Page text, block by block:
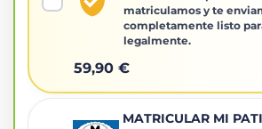
matriculamos y te
completamente listo
legalmente.
59,90 €
MATRICULAR MI